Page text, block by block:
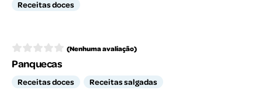
Receitas doces
(Nenhuma avaliação)
Panquecas
Receitas doces Receitas salgadas